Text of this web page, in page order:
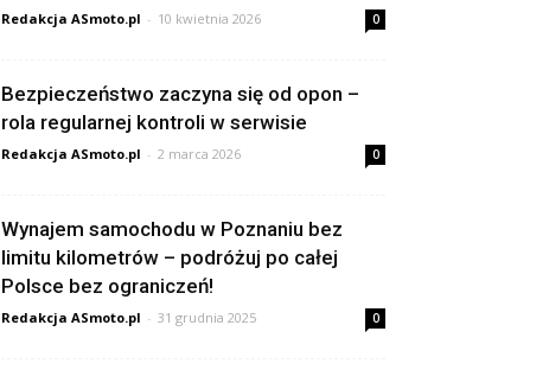
Redakcja ASmoto.pl - 10 kwietnia 2026 0
Bezpieczeństwo zaczyna się od opon –
rola regularnej kontroli w serwisie
Redakcja ASmoto.pl - 2 marca 2026 0
Wynajem samochodu w Poznaniu bez
limitu kilometrów – podróżuj po całej
Polsce bez ograniczeń!
Redakcja ASmoto.pl - 31 grudnia 2025 0